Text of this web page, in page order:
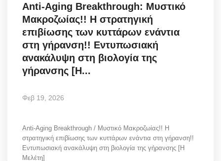
Anti-Aging Breakthrough: Μυστικό
Μακροζωίας!! Η στρατηγική
επιβίωσης των κυττάρων ενάντια
στη γήρανση!! Εντυπωσιακή
ανακάλυψη στη βιολογία της
γήρανσης [Η...
Φεβ 19, 2026
Anti-Aging Breakthrough / Μυστικό Μακροζωίας!! Η
στρατηγική επιβίωσης των κυττάρων ενάντια στη γήρανση!!
Εντυπωσιακή ανακάλυψη στη βιολογία της γήρανσης [Η
Μελέτη]